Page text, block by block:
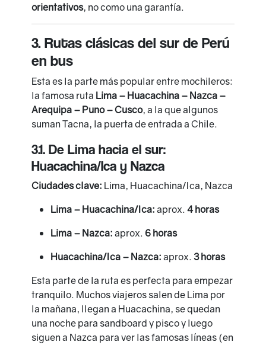
orientativos, no como una garantía.
3. Rutas clásicas del sur de Perú
en bus
Esta es la parte más popular entre mochileros:
la famosa ruta Lima – Huacachina – Nazca –
Arequipa – Puno – Cusco, a la que algunos
suman Tacna, la puerta de entrada a Chile.
3.1. De Lima hacia el sur:
Huacachina/Ica y Nazca
Ciudades clave: Lima, Huacachina/Ica, Nazca
Lima – Huacachina/Ica: aprox. 4 horas
Lima – Nazca: aprox. 6 horas
Huacachina/Ica – Nazca: aprox. 3 horas
Esta parte de la ruta es perfecta para empezar
tranquilo. Muchos viajeros salen de Lima por
la mañana, llegan a Huacachina, se quedan
una noche para sandboard y pisco y luego
siguen a Nazca para ver las famosas líneas (en